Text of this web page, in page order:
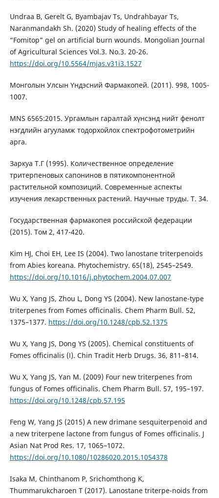
Undraa B, Gerelt G, Byambajav Ts, Undrahbayar Ts,
Naranmandakh Sh. (2020) Study of healing effects of the
“Fomitop” gel on artificial burn wounds. Mongolian Journal
of Agricultural Sciences Vol.3. No.3. 20-26.
https://doi.org/10.5564/mjas.v31i3.1527
Монголын Улсын Үндэсний Фармакопей. (2011). 998, 1005-
1007.
MNS 6565:2015. Ургамлын гаралтай хүнсэнд нийт фенолт
нэгдлийн агууламж тодорхойлох спектрофотометрийн
арга.
Заркуа Т.Г (1995). Количественное определение
тритерпеновых сапонинов в пятикомпонентной
растительной композиций. Современные аспекты
изучения лекарственных растений. Научные труды. Т. 34.
Государственная фармакопея российской федерации
(2015). Том 2, 417-420.
Kim HJ, Choi EH, Lee IS (2004). Two lanostane triterpenoids
from Abies koreana. Phytochemistry. 65(18), 2545–2549.
https://doi.org/10.1016/j.phytochem.2004.07.007
Wu X, Yang JS, Zhou L, Dong YS (2004). New lanostane-type
triterpenes from Fomes officinalis. Chem Pharm Bull. 52,
1375–1377. https://doi.org/10.1248/cpb.52.1375
Wu X, Yang JS, Dong YS (2005). Chemical constituents of
Fomes officinalis (Ⅰ). Chin Tradit Herb Drugs. 36, 811–814.
Wu X, Yang JS, Yan M. (2009) Four new triterpenes from
fungus of Fomes officinalis. Chem Pharm Bull. 57, 195–197.
https://doi.org/10.1248/cpb.57.195
Feng W, Yang JS (2015) A new drimane sesquiterpenoid and
a new triterpene lactone from fungus of Fomes officinalis. J
Asian Nat Prod Res. 17, 1065–1072.
https://doi.org/10.1080/10286020.2015.1054378
Isaka M, Chinthanom P, Srichomthong K,
Thummarukcharoen T (2017). Lanostane triterpe-noids from